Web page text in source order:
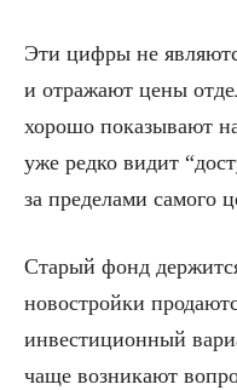
Эти цифры не
и отражают цены
хорошо показывают
уже редко видит
за пределами самого
Старый фонд
новостройки
инвестиционный
чаще возникают